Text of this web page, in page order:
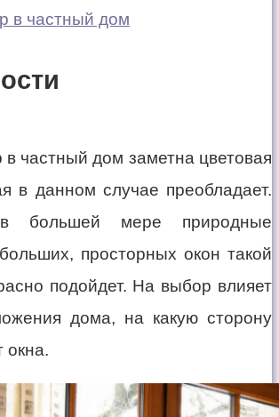
в частный дом
частный дом заметна цветовая
в данном случае преобладает.
большей мере природные
просторных окон такой
подойдет. На выбор влияет
дома, на какую сторону
окна.